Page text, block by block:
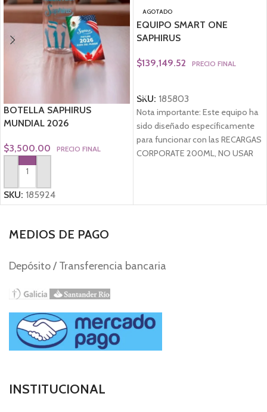
BOTELLA SAPHIRUS
MUNDIAL 2026
$3,500.00 PRECIO FINAL
AGREGAR AL CARRITO
SKU: 185924
AGOTADO
EQUIPO SMART ONE
SAPHIRUS
$139,149.52 PRECIO FINAL
SKU: 185803
Nota importante: Este equipo ha
sido diseñado específicamente
para funcionar con las RECARGAS
CORPORATE 200ML, NO USAR
MEDIOS DE PAGO
Depósito / Transferencia bancaria
INSTITUCIONAL